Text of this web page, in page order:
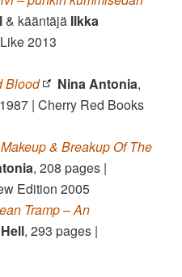
& kääntäjä Ilkka
2013
Blood Nina Antonia,
| Cherry Red Books
& Breakup Of The
, 208 pages |
Edition 2005
Tramp – An
, 293 pages |